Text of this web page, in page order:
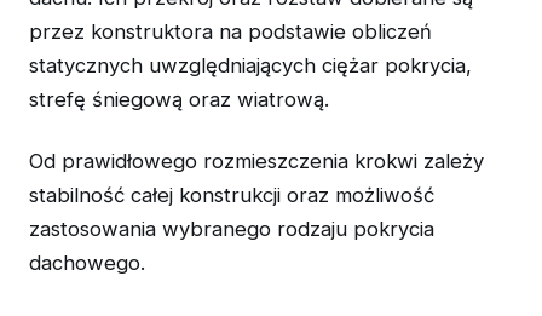
przez konstruktora na podstawie obliczeń
statycznych uwzględniających ciężar pokrycia,
strefę śniegową oraz wiatrową.
Od prawidłowego rozmieszczenia krokwi zależy
stabilność całej konstrukcji oraz możliwość
zastosowania wybranego rodzaju pokrycia
dachowego.